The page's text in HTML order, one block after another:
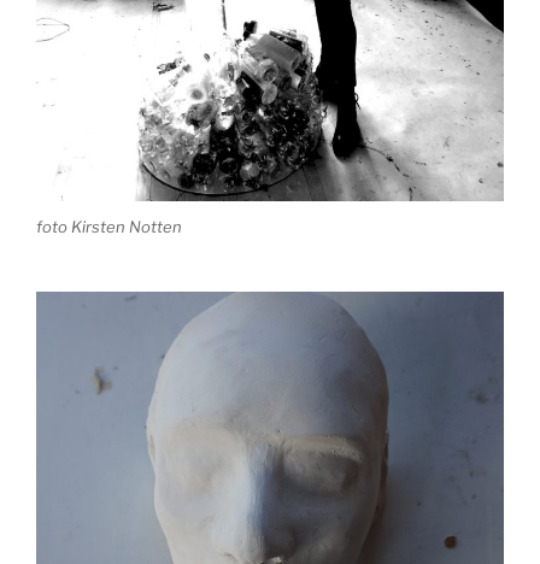
foto Kirsten Notten